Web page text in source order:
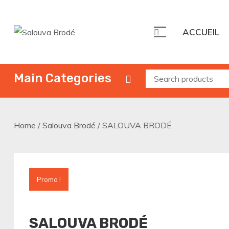
content
ACCUEIL
Main Categories
Home / Salouva Brodé / SALOUVA BRODÉ
Promo !
SALOUVA BRODÉ